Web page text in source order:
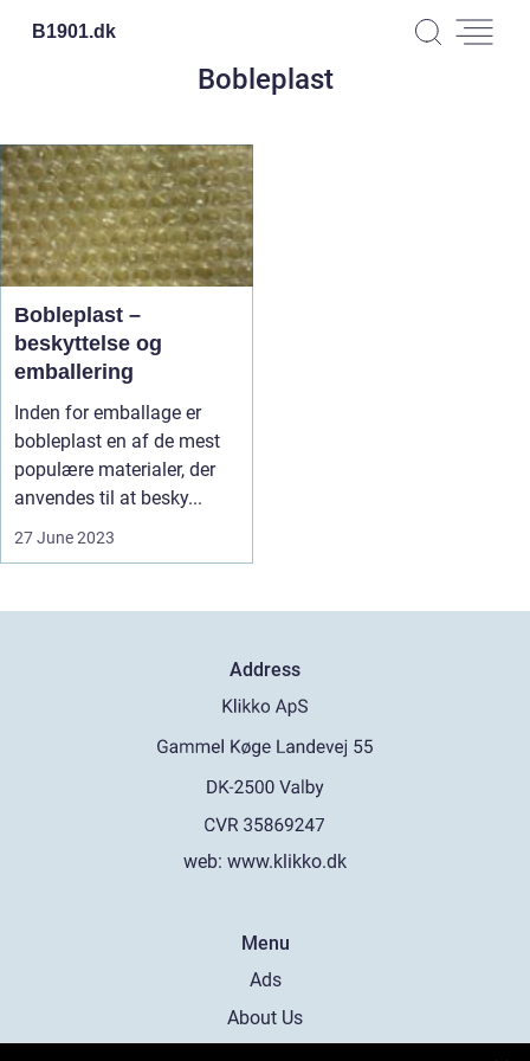
B1901.dk
Bobleplast
Bobleplast –
beskyttelse og
emballering
Inden for emballage er
bobleplast en af de mest
populære materialer, der
anvendes til at besky...
27 June 2023
Address
web: www.klikko.dk
Menu
Ads
About Us